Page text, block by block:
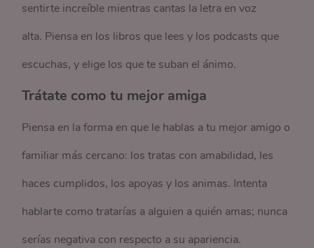
sentirte increíble mientras cantas la letra en voz
alta. Piensa en los libros que lees y los podcasts que
escuchas, y elige los que te suban el ánimo.
Trátate como tu mejor amiga
Piensa en la forma en que le hablas a tu mejor amigo o
familiar más cercano: los tratas con amabilidad, les
haces cumplidos, los apoyas y los animas. Intenta
hablarte como tratarías a alguien a quién amas; nunca
serías negativa con respecto a su apariencia.